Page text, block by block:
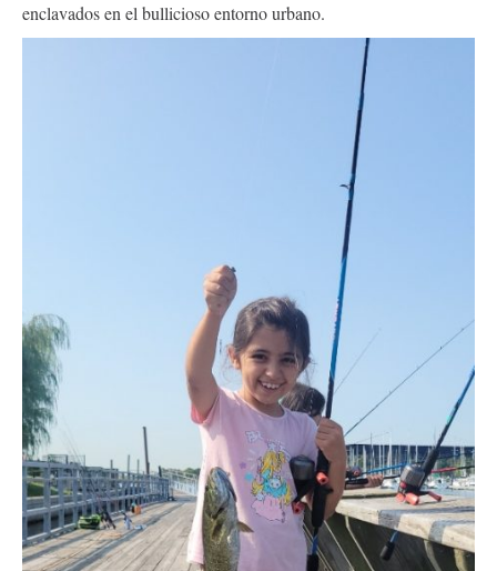
enclavados en el bullicioso entorno urbano.